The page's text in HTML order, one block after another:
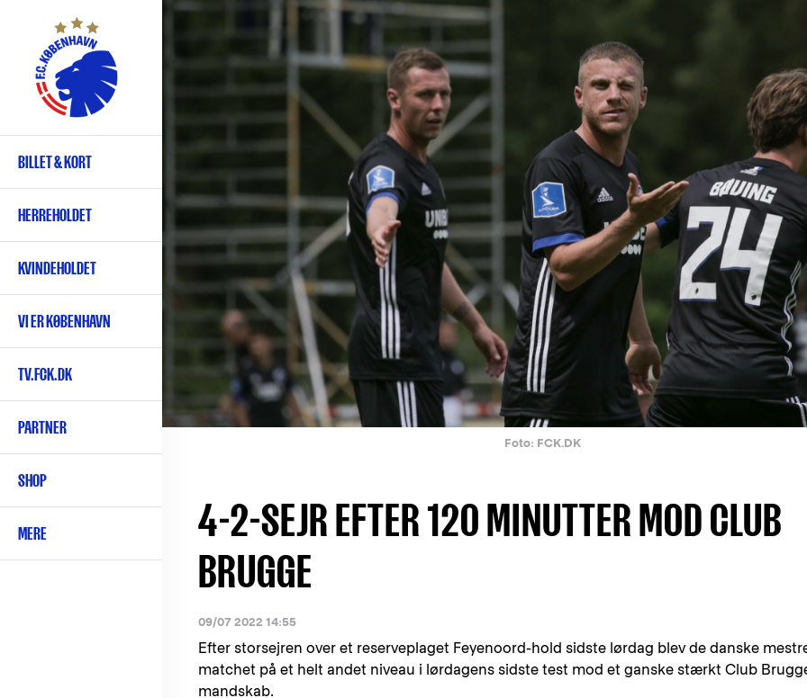
hovedindhold
Primær
navigation
BILLET & KORT
HERREHOLDET
KVINDEHOLDET
VI ER KØBENHAVN
TV.FCK.DK
PARTNER
SHOP
MERE
Foto: FCK.DK
4-2-SEJR EFTER 120 MINUTTER MOD CLUB
BRUGGE
09/07 2022 14:55
Efter storsejren over et reserveplaget Feyenoord-hold sidste lørdag blev de danske
matchet på et helt andet niveau i lørdagens sidste test mod et ganske stærkt Club
mandskab.